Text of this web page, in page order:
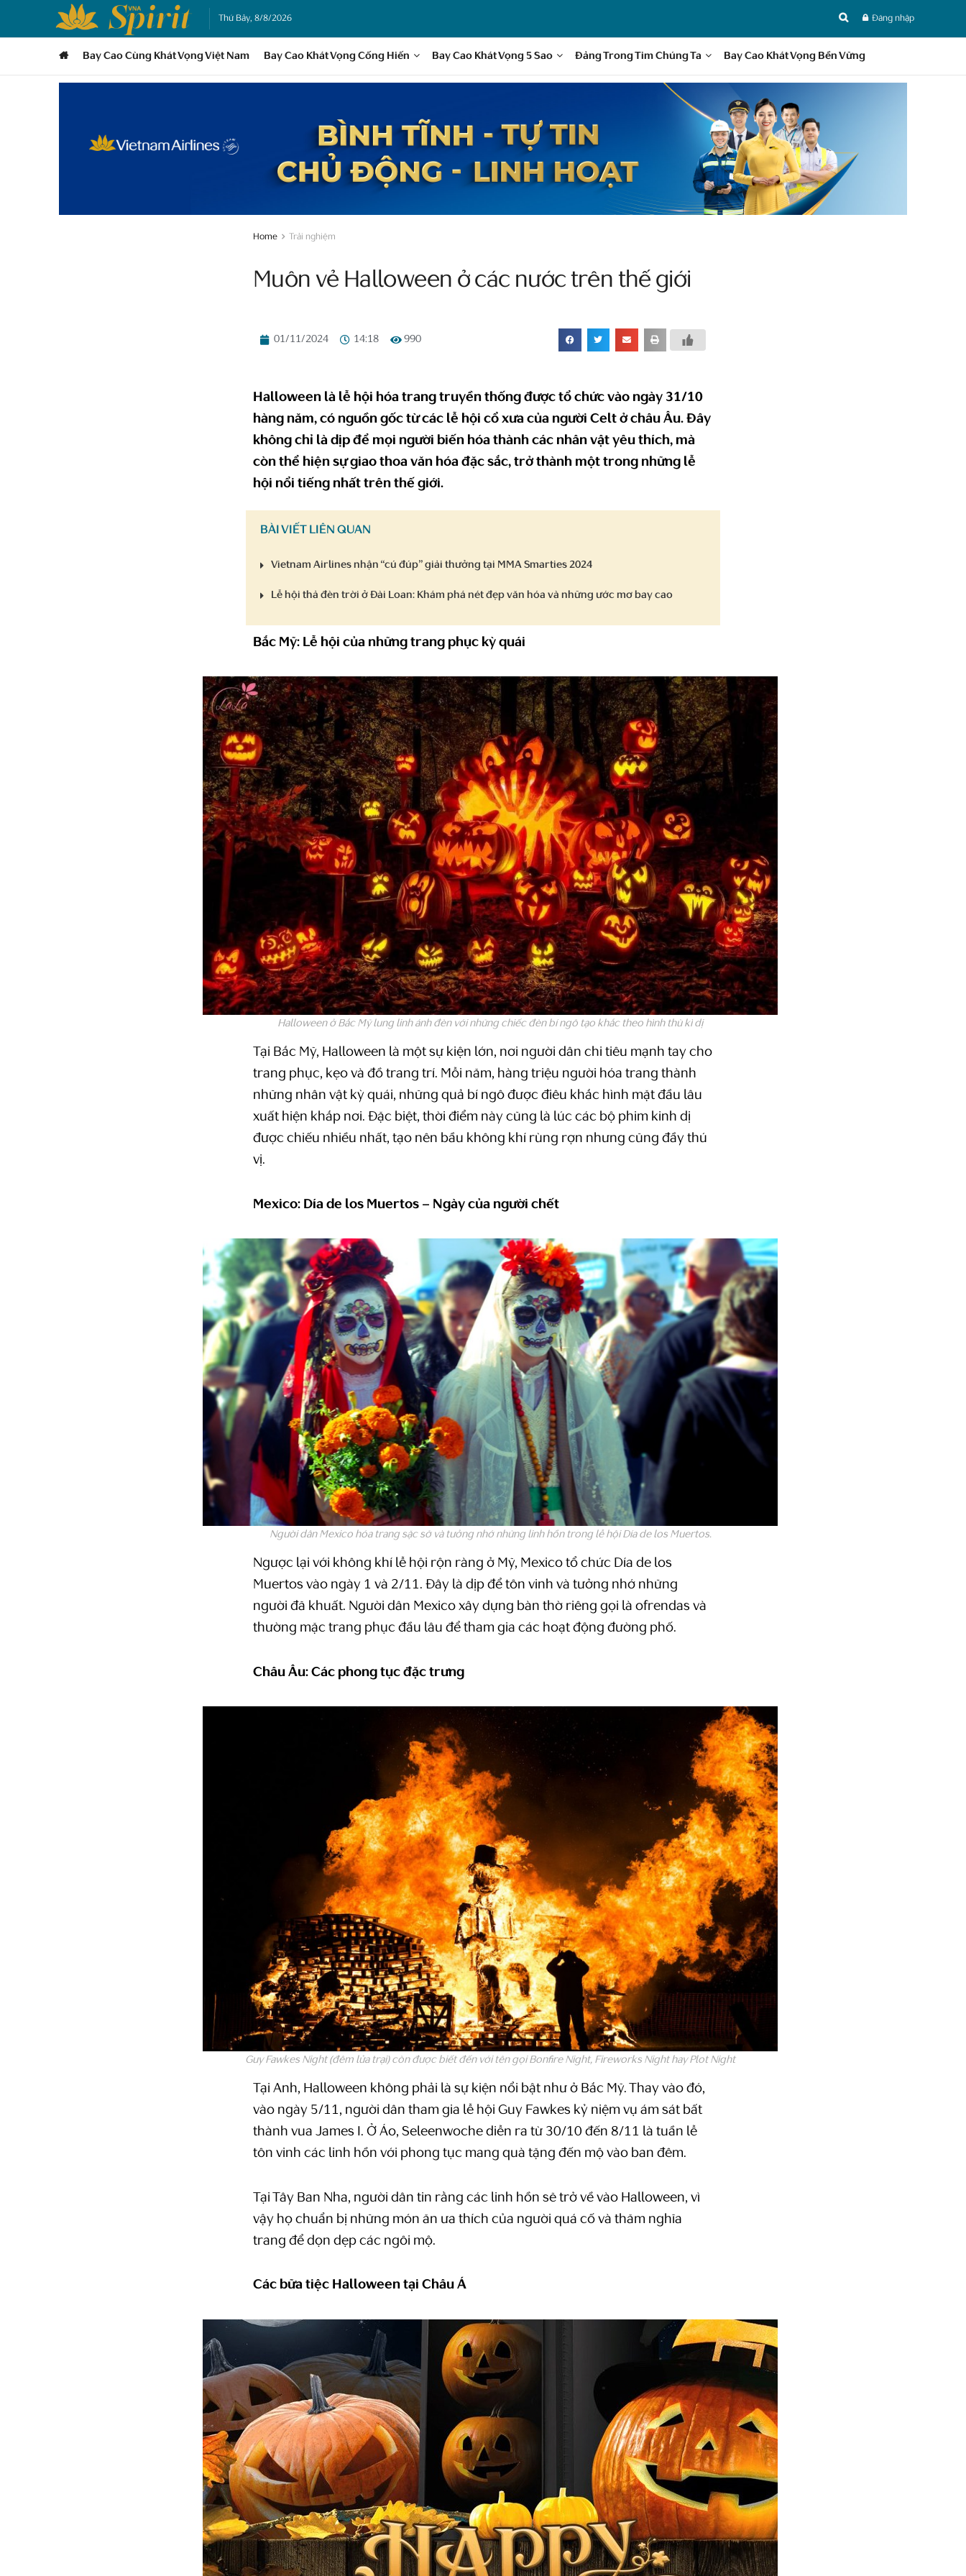
Thứ Bảy, 8/8/2026 Đăng nhập
Bay Cao Cùng Khát Vọng Việt Nam Bay Cao Khát Vọng Cống Hiến Bay Cao Khát Vọng 5 Sao Đảng Trong Tim Chúng Ta Bay Cao Khát Vọng Bền Vững
Home Trải nghiệm
Muôn vẻ Halloween ở các nước trên thế giới
01/11/2024 14:18 990
Halloween là lễ hội hóa trang truyền thống được tổ chức vào ngày 31/10
hàng năm, có nguồn gốc từ các lễ hội cổ xưa của người Celt ở châu Âu. Đây
không chỉ là dịp để mọi người biến hóa thành các nhân vật yêu thích, mà
còn thể hiện sự giao thoa văn hóa đặc sắc, trở thành một trong những lễ
hội nổi tiếng nhất trên thế giới.
BÀI VIẾT LIÊN QUAN
Vietnam Airlines nhận “cú đúp” giải thưởng tại MMA Smarties 2024
Lễ hội thả đèn trời ở Đài Loan: Khám phá nét đẹp văn hóa và những ước mơ bay cao
Bắc Mỹ: Lễ hội của những trang phục kỳ quái
Halloween ở Bắc Mỹ lung linh ánh đèn với những chiếc đèn bí ngô tạo khắc theo hình thù kì dị
Tại Bắc Mỹ, Halloween là một sự kiện lớn, nơi người dân chi tiêu mạnh tay cho
trang phục, kẹo và đồ trang trí. Mỗi năm, hàng triệu người hóa trang thành
những nhân vật kỳ quái, những quả bí ngô được điêu khắc hình mặt đầu lâu
xuất hiện khắp nơi. Đặc biệt, thời điểm này cũng là lúc các bộ phim kinh dị
được chiếu nhiều nhất, tạo nên bầu không khí rùng rợn nhưng cũng đầy thú
vị.
Mexico: Día de los Muertos – Ngày của người chết
Người dân Mexico hóa trang sặc sỡ và tưởng nhớ những linh hồn trong lễ hội Día de los Muertos.
Ngược lại với không khí lễ hội rộn ràng ở Mỹ, Mexico tổ chức Día de los
Muertos vào ngày 1 và 2/11. Đây là dịp để tôn vinh và tưởng nhớ những
người đã khuất. Người dân Mexico xây dựng bàn thờ riêng gọi là ofrendas và
thường mặc trang phục đầu lâu để tham gia các hoạt động đường phố.
Châu Âu: Các phong tục đặc trưng
Guy Fawkes Night (đêm lửa trại) còn được biết đến với tên gọi Bonfire Night, Fireworks Night hay Plot Night
Tại Anh, Halloween không phải là sự kiện nổi bật như ở Bắc Mỹ. Thay vào đó,
vào ngày 5/11, người dân tham gia lễ hội Guy Fawkes kỷ niệm vụ ám sát bất
thành vua James I. Ở Áo, Seleenwoche diễn ra từ 30/10 đến 8/11 là tuần lễ
tôn vinh các linh hồn với phong tục mang quà tặng đến mộ vào ban đêm.
Tại Tây Ban Nha, người dân tin rằng các linh hồn sẽ trở về vào Halloween, vì
vậy họ chuẩn bị những món ăn ưa thích của người quá cố và thăm nghĩa
trang để dọn dẹp các ngôi mộ.
Các bữa tiệc Halloween tại Châu Á